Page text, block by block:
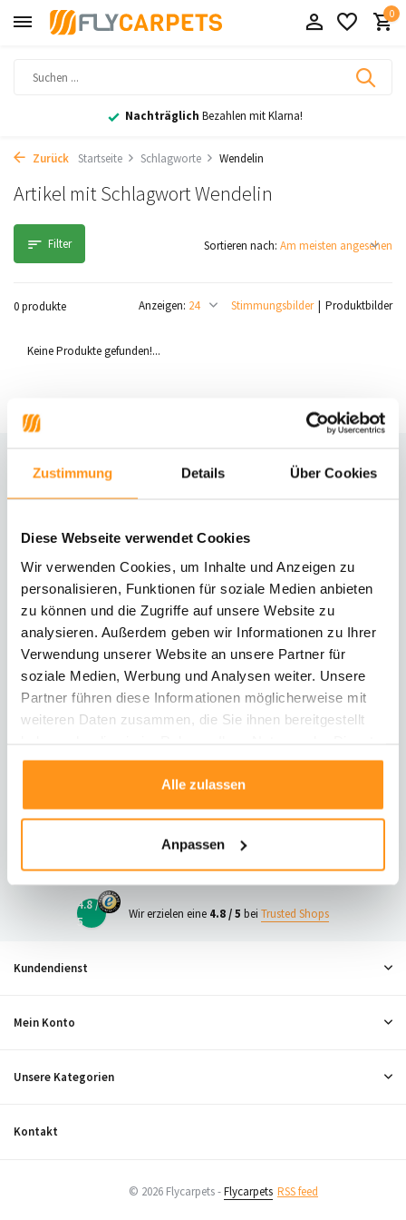
Zustimmung Details Über Cookies
Diese Webseite verwendet Cookies
Wir verwenden Cookies, um Inhalte und Anzeigen zu
personalisieren, Funktionen für soziale Medien anbieten
zu können und die Zugriffe auf unsere Website zu
analysieren. Außerdem geben wir Informationen zu Ihrer
Verwendung unserer Website an unsere Partner für
soziale Medien, Werbung und Analysen weiter. Unsere
Partner führen diese Informationen möglicherweise mit
weiteren Daten zusammen, die Sie ihnen bereitgestellt
gesammelt haben.
Alle zulassen
Anpassen
0
Nachträglich Bezahlen mit Klarna!
Zurück Startseite Schlagworte Wendelin
Artikel mit Schlagwort Wendelin
Filter
0 produkte Stimmungsbilder Produktbilder
Anzeigen:
Sortieren nach:
Keine Produkte gefunden!...
Informationen zur Rücksendung
Direkt chatten
Mit einem Mitarbeiter chatten
E-Mail senden
vragen@flycarpets.nl
Telefonischer Kontakt
23
4.8 /
5
Wir erzielen eine 4.8 / 5 bei Trusted Shops
Kundendienst
Mein Konto
Unsere Kategorien
Kontakt
© 2026 Flycarpets -Flycarpets RSS feed